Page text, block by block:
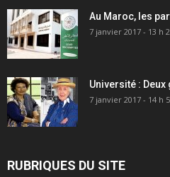
Au Maroc, les
7 janvier 2017 - 13 h
Université :
7 janvier 2017 - 14 h
RUBRIQUES DU SITE